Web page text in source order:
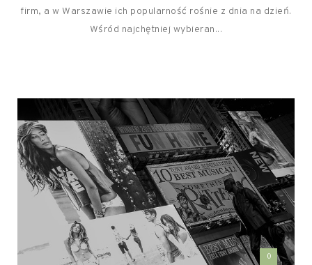
firm, a w Warszawie ich popularność rośnie z dnia na dzień.
Wśród najchętniej wybieran...
0